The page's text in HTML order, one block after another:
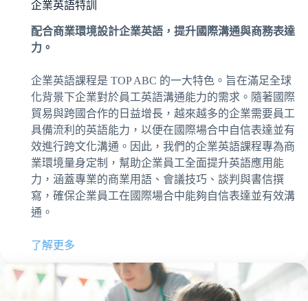
企業英語特訓
配合商業環境設計企業英語，提升國際溝通與商務表達
力。
企業英語課程是 TOP ABC 的一大特色。旨在滿足全球
化背景下企業對於員工英語溝通能力的需求。隨著國際
貿易與跨國合作的日益增長，越來越多的企業需要員工
具備流利的英語能力，以便在國際場合中自信表達並有
效進行跨文化溝通。因此，我們的企業英語課程專為商
業環境量身定制，幫助企業員工全面提升英語應用能
力，涵蓋專業的商業用語、會議技巧、談判與書信撰
寫，確保企業員工在國際場合中能夠自信表達並有效溝
通。
了解更多